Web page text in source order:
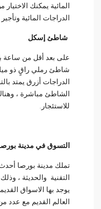
المائية يمكنك
الدراجات المائية
شاطئ إسكل
على بعد أقل من ساعة
شاطئ رملي راقٍ ذو
الدراجات أزرق يمتد
الشاطئ مباشرة ،
للاستئجار.
التسوق في مدينة
تملك مدينة بورصا
التقنية والحديثة ،
يوجد بها الاسواق
العالم القديم مع عدد